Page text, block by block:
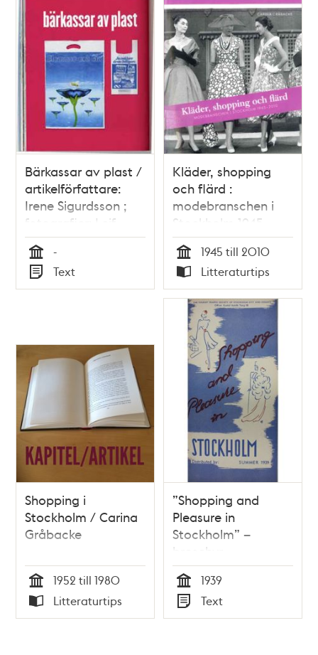
Bärkassar av plast /
artikelförfattare:
Irene Sigurdsson ;
fotografier: Leif
Strååt
Tid
-
Typ
Text
Kläder, shopping
och flärd :
modebranschen i
Stockholm 1945-
2010 / Carina
Gråbacke
Tid
1945 till 2010
Typ
Litteraturtips
Shopping i
Stockholm / Carina
Gråbacke
Tid
1952 till 1980
Typ
Litteraturtips
”Shopping and
Pleasure in
Stockholm” –
broschyr
Stockholms
Turisttrafikförbund
1939
Tid
1939
Typ
Text